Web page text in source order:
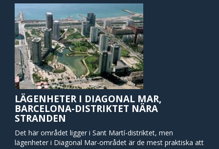
LÄGENHETER I DIAGONAL MAR,
BARCELONA-DISTRIKTET NÄRA
STRANDEN
Det här området ligger i Sant Martí-distriktet, men
lägenheter i Diagonal Mar-området är de mest praktiska att